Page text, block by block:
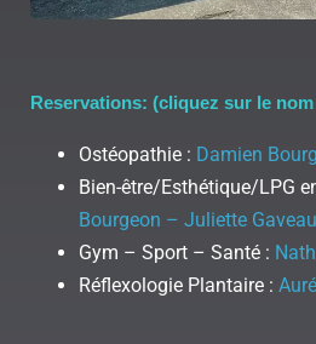
Reservations: (cliquez sur le
Ostéopathie : Damien
Bien-être/Esthétique/LPG
Bourgeon – Juliette Gaveau
Gym – Sport – Santé :
Réflexologie Plantaire :